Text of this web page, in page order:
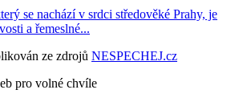
se nachází v srdci středověké Prahy, je
a řemeslné...
ze zdrojů NESPECHEJ.cz
pro volné chvíle